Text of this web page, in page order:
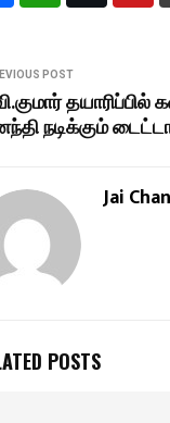
POST
நடிக்கும்
Jai
POSTS